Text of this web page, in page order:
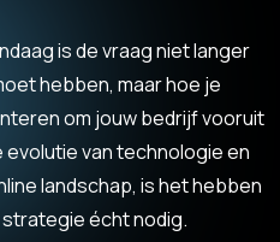
is de vraag niet langer
hebben, maar hoe je
om jouw bedrijf vooruit
van technologie en
landschap, is het hebben
écht nodig.